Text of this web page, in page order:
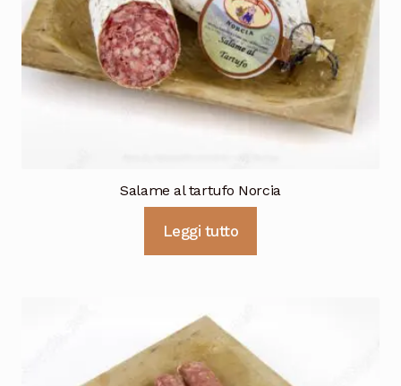
Salame al tartufo Norcia
Leggi tutto